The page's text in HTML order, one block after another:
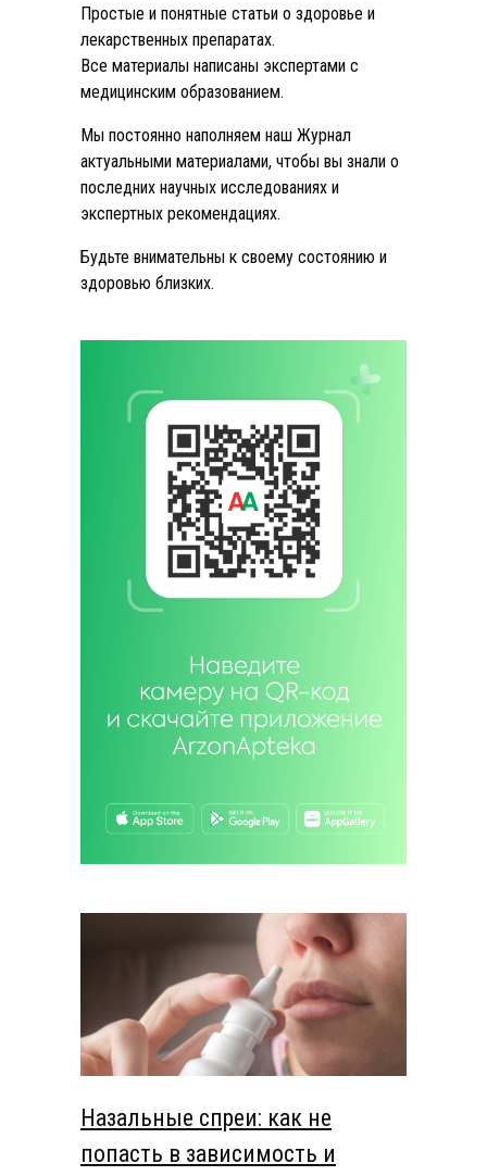
Простые и понятные статьи о здоровье и
лекарственных препаратах.
Все материалы написаны экспертами с
медицинским образованием.
Мы постоянно наполняем наш Журнал
актуальными материалами, чтобы вы знали о
последних научных исследованиях и
экспертных рекомендациях.
Будьте внимательны к своему состоянию и
здоровью близких.
Назальные спреи: как не
попасть в зависимость и